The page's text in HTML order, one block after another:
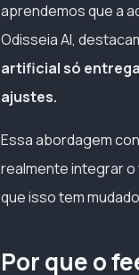
aprendemos que a
Odisseia AI,
artificial só
ajustes.
Essa abordagem
realmente integrar
que isso tem
Por que o